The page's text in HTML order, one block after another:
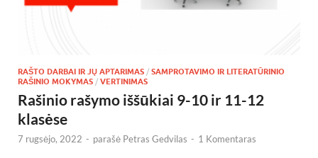
RAŠTO DARBAI IR JŲ APTARIMAS / SAMPROTAVIMO IR LITERATŪRINIO
RAŠINIO MOKYMAS / VERTINIMAS
Rašinio rašymo iššūkiai 9-10 ir 11-12
klasėse
7 rugsėjo, 2022 - parašė Petras Gedvilas - 1 Komentaras